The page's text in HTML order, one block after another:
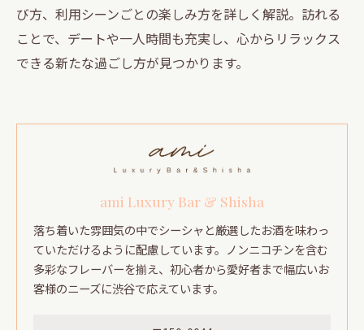
び方、利用シーンごとの楽しみ方を詳しく解説。訪れる
ことで、デートや一人時間も充実し、心からリラックス
できる新たな過ごし方が見つかります。
ami Luxury Bar & Shisha
落ち着いた雰囲気の中でシーシャと厳選したお酒を味わっ
ていただけるように配慮しています。ノンニコチンを含む
多彩なフレーバーを揃え、初心者から愛好者まで幅広いお
客様のニーズに渋谷で応えています。